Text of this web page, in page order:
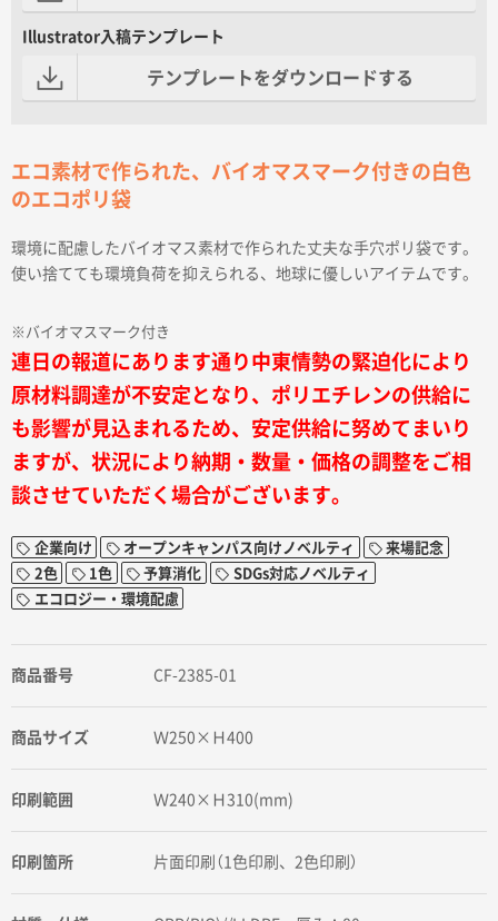
Illustrator入稿テンプレート
テンプレートをダウンロードする
エコ素材で作られた、バイオマスマーク付きの白色
のエコポリ袋
環境に配慮したバイオマス素材で作られた丈夫な手穴ポリ袋です。
使い捨てても環境負荷を抑えられる、地球に優しいアイテムです。
※バイオマスマーク付き
連日の報道にあります通り中東情勢の緊迫化により
原材料調達が不安定となり、ポリエチレンの供給に
も影響が見込まれるため、安定供給に努めてまいり
ますが、状況により納期・数量・価格の調整をご相
談させていただく場合がございます。
企業向け オープンキャンパス向けノベルティ
来場記念
2色
1色 予算消化
SDGs対応ノベルティ
エコロジー・環境配慮
商品番号 CF-2385-01
商品サイズ Ｗ250×Ｈ400
印刷範囲 Ｗ240×Ｈ310(mm)
印刷箇所 片面印刷（1色印刷、2色印刷）